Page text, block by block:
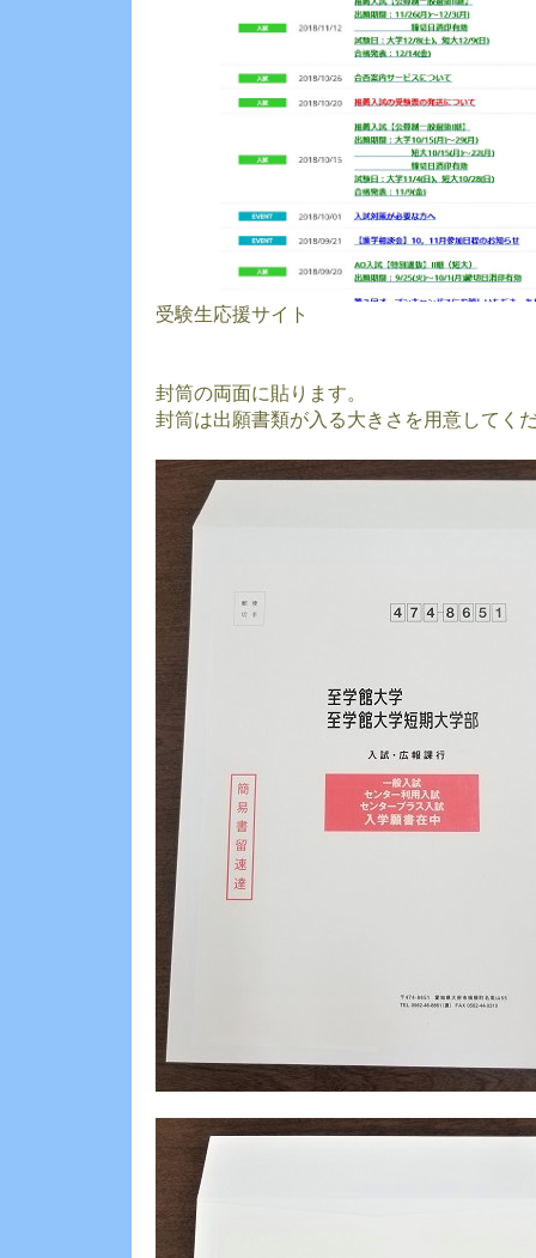
受験生応援サイト
封筒の両面に貼ります。
封筒は出願書類が入る大きさを用意してく